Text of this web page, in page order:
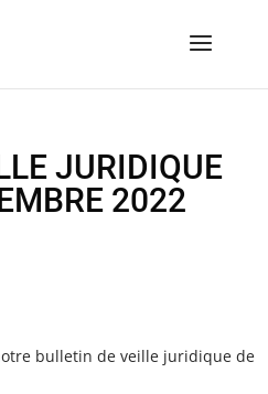
JURIDIQUE
2022
bulletin de veille juridique de